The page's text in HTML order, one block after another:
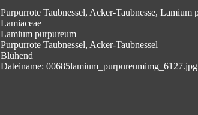
Purpurrote Taubnessel, Acker-Taubnesse, Lamium
Lamiaceae
Lamium purpureum
Purpurrote Taubnessel, Acker-Taubnessel
Blühend
Dateiname: 00685lamium_purpureumimg_6127.jpg